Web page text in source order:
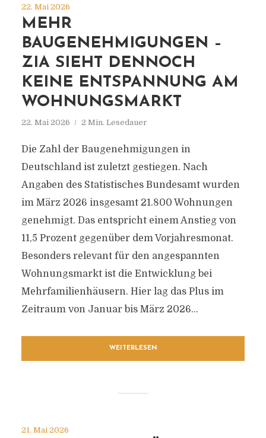
22. Mai 2026
MEHR
BAUGENEHMIGUNGEN –
ZIA SIEHT DENNOCH
KEINE ENTSPANNUNG AM
WOHNUNGSMARKT
22. Mai 2026 2 Min. Lesedauer
Die Zahl der Baugenehmigungen in
Deutschland ist zuletzt gestiegen. Nach
Angaben des Statistisches Bundesamt wurden
im März 2026 insgesamt 21.800 Wohnungen
genehmigt. Das entspricht einem Anstieg von
11,5 Prozent gegenüber dem Vorjahresmonat.
Besonders relevant für den angespannten
Wohnungsmarkt ist die Entwicklung bei
Mehrfamilienhäusern. Hier lag das Plus im
Zeitraum von Januar bis März 2026...
WEITERLESEN
21. Mai 2026